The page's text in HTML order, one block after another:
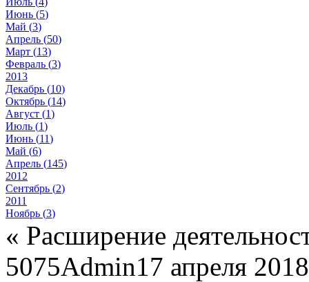
Июнь (5)
Май (3)
Апрель (50)
Март (13)
Февраль (3)
2013
Декабрь (10)
Октябрь (14)
Август (1)
Июль (1)
Июнь (11)
Май (6)
Апрель (145)
2012
Сентябрь (2)
2011
Ноябрь (3)
« Расширение
5075Admin17 апреля 2018